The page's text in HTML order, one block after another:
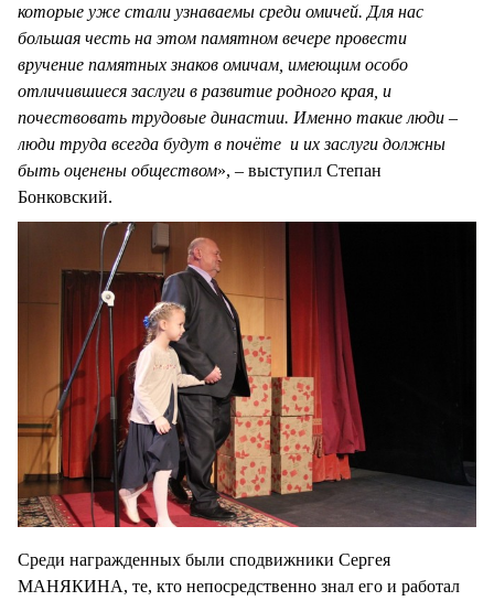
которые уже стали узнаваемы среди омичей. Для нас
большая честь на этом памятном вечере провести
вручение памятных знаков омичам, имеющим особо
отличившиеся заслуги в развитие родного края, и
почествовать трудовые династии. Именно такие люди –
люди труда всегда будут в почёте и их заслуги должны
быть оценены обществом», – выступил Степан
Бонковский.
Среди награжденных были сподвижники Сергея
МАНЯКИНА, те, кто непосредственно знал его и работал